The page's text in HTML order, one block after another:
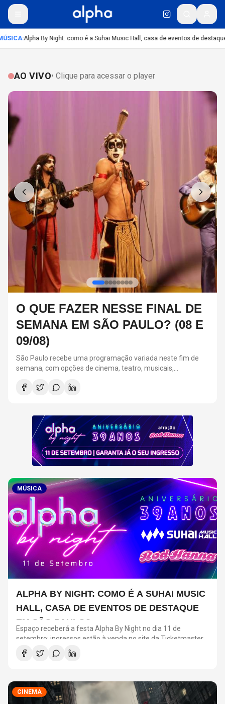
:Alpha By Night: como é a Suhai Music Hall, casa de eventos de destaque
AO VIVO• Clique para acessar o player
FESTA ALPHA BY NIGHT:
RELEMBRE 3 CASAIS ICÔNICOS
DOS ANOS 2000
A Festa Alpha By Night acontecerá em 11 de setembro, na
Suhai Music Hall, em São Paulo
MÚSICA
ALPHA BY NIGHT: COMO É A SUHAI MUSIC
HALL, CASA DE EVENTOS DE DESTAQUE
EM SÃO PAULO?
Espaço receberá a festa Alpha By Night no dia 11 de
setembro; ingressos estão à venda no site da Ticketmaster
Brasil
CINEMA